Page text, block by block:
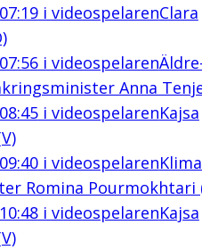
07:19i videospelarenClara
07:56i videospelaren
Anna
08:45i videospelarenKajsa
09:40i videospelaren
Romina Pourmokhtari
10:48i videospelarenKajsa